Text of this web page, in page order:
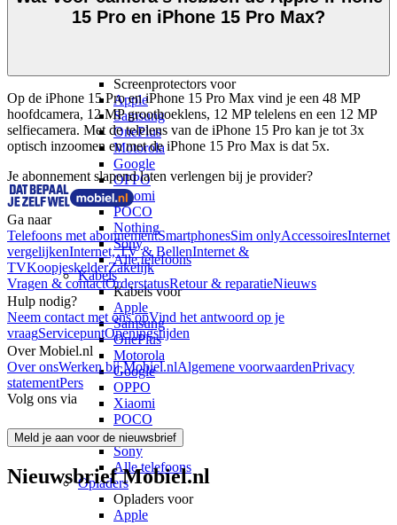
POCO
Nothing
Screenprotectors voor
Apple
Samsung
OnePlus
Motorola
Google
OPPO
Xiaomi
POCO
Nothing
Sony
Alle telefoons
Kabels
Kabels voor
Apple
Samsung
OnePlus
Motorola
Google
OPPO
Xiaomi
POCO
Nothing
Sony
Alle telefoons
Opladers
Opladers voor
Apple
15 Pro en iPhone 15 Pro Max?
Op de iPhone 15 Pro en iPhone 15 Pro Max vind je een 48 MP
hoofdcamera, 12 MP groothoeklens, 12 MP telelens en een 12 MP
selfiecamera. Met de telelens van de iPhone 15 Pro kan je tot 3x
optisch inzoomen en met de iPhone 15 Pro Max is dat 5x.
Je abonnement slapend laten verlengen bij je provider?
Ga naar
Telefoons met abonnementSmartphonesSim onlyAccessoiresInternet
vergelijkenInternet, TV & BellenInternet &
TVKoopjeskelderZakelijk
Vragen & contactOrderstatusRetour & reparatieNieuws
Hulp nodig?
Neem contact met ons opVind het antwoord op je
vraagServicepuntOpeningstijden
Over Mobiel.nl
Over onsWerken bij Mobiel.nlAlgemene voorwaardenPrivacy
statementPers
Volg ons via
Meld je aan voor de nieuwsbrief
Nieuwsbrief Mobiel.nl